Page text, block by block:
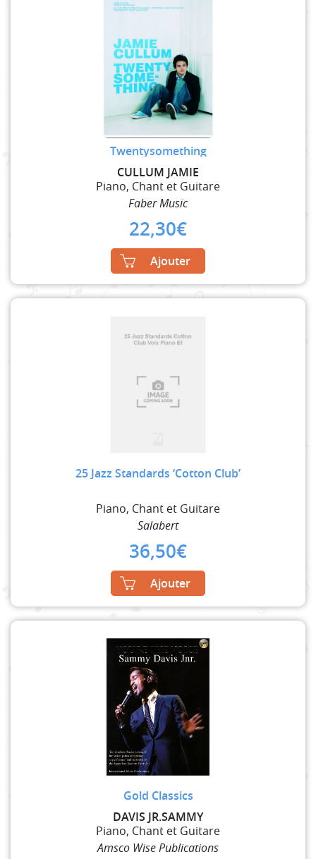
Twentysomething
CULLUM JAMIE
Piano, Chant et Guitare
Faber Music
22,30€
Ajouter
25 Jazz Standards ‘Cotton Club’
Piano, Chant et Guitare
Salabert
36,50€
Ajouter
Gold Classics
DAVIS JR.SAMMY
Piano, Chant et Guitare
Amsco Wise Publications